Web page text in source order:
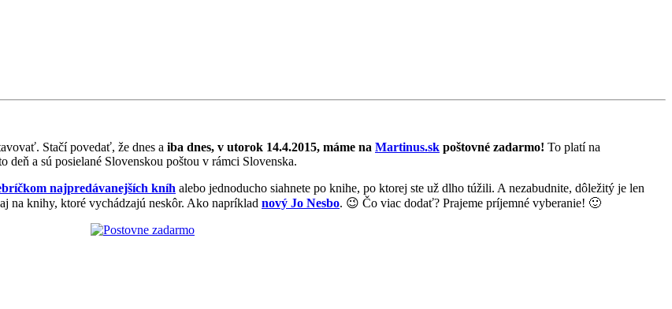
Stačí povedať, že dnes a iba dnes, v utorok 14.4.2015, máme na Martinus.sk poštovné zadarmo! To platí na
a sú posielané Slovenskou poštou v rámci Slovenska.
najpredávanejších kníh alebo jednoducho siahnete po knihe, po ktorej ste už dlho túžili. A nezabudnite, dôležitý je len
na knihy, ktoré vychádzajú neskôr. Ako napríklad nový Jo Nesbo. 😉 Čo viac dodať? Prajeme príjemné vyberanie! 🙂